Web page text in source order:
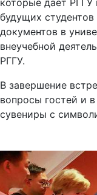
которые дает
будущих
документов в
внеучебной
РГГУ.
В завершение
вопросы гостей и
сувениры с